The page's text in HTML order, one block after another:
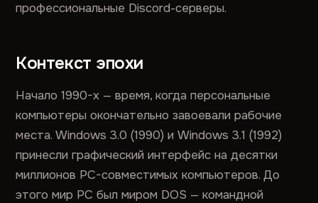
профессиональные Discord-серверы.
Контекст эпохи
Начало 1990-х — время, когда персональные
компьютеры окончательно завоевали рабочие
места. Windows 3.0 (1990) и Windows 3.1 (1992)
принесли графический интерфейс на десятки
миллионов PC-совместимых компьютеров. До
этого мир PC был миром DOS — командной